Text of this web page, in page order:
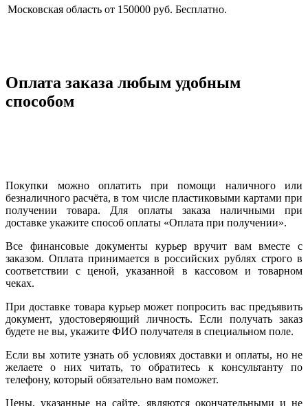
Московская область от 150000 руб. Бесплатно.
Оплата заказа любым удобным
способом
Покупки можно оплатить при помощи наличного или
безналичного расчёта, в том числе пластиковыми картами при
получении товара. Для оплаты заказа наличными при
доставке укажите способ оплаты «Оплата при получении».
Все финансовые документы курьер вручит вам вместе с
заказом. Оплата принимается в российских рублях строго в
соответствии с ценой, указанной в кассовом и товарном
чеках.
При доставке товара курьер может попросить вас предъявить
документ, удостоверяющий личность. Если получать заказ
будете не вы, укажите ФИО получателя в специальном поле.
Если вы хотите узнать об условиях доставки и оплаты, но не
желаете о них читать, то обратитесь к консультанту по
телефону, который обязательно вам поможет.
Цены, указанные на сайте, являются окончательными и не